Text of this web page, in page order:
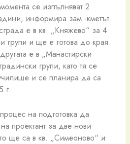
се изпълняват 2
информира зам.-кметът
е в кв. „Княжево“ за 4
групи и ще е готова до края
е в „Манастирски
групи, като тя се
и се планира да са
г.
на подготовка да
проектант за две нови
ще са в кв. „Симеоново“ и